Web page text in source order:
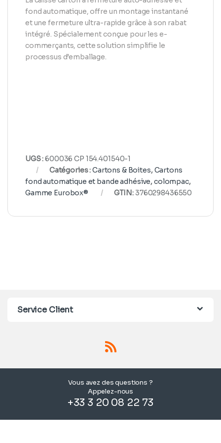
fond automatique, offre un montage instantané
et une fermeture ultra-rapide grâce à son rabat
intégré. Spécialement conçue pour les e-
commerçants, cette solution simplifie le
processus d’emballage.
UGS :600036 CP 154.401540-1
Catégories :Cartons & Boites,Cartons
fond automatique et bande adhésive,colompac,
Gamme Eurobox®
GTIN: 3760298436550
Service Client
Vous avez des questions ?
Appelez-nous
+33 3 20 08 22 73